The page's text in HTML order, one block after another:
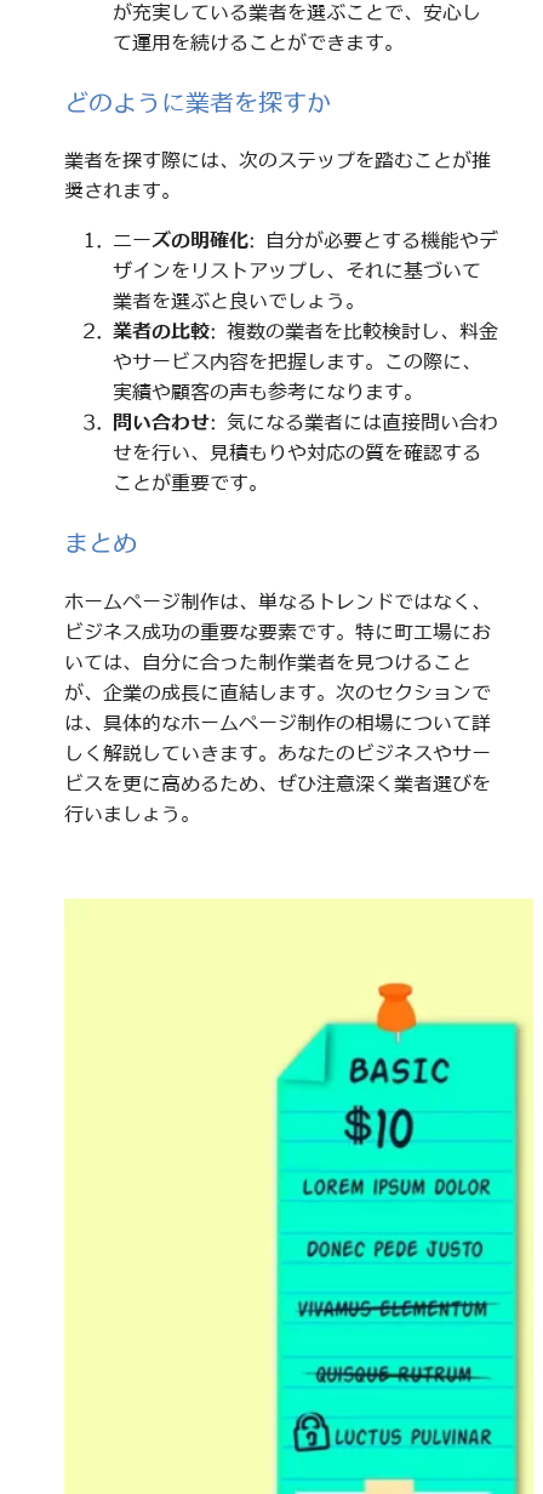
が充実している業者を選ぶことで、安心し
て運用を続けることができます。
どのように業者を探すか
業者を探す際には、次のステップを踏むことが推
奨されます。
ニーズの明確化: 自分が必要とする機能やデ
ザインをリストアップし、それに基づいて
業者を選ぶと良いでしょう。
業者の比較: 複数の業者を比較検討し、料金
やサービス内容を把握します。この際に、
実績や顧客の声も参考になります。
問い合わせ: 気になる業者には直接問い合わ
せを行い、見積もりや対応の質を確認する
ことが重要です。
まとめ
ホームページ制作は、単なるトレンドではなく、
ビジネス成功の重要な要素です。特に町工場にお
いては、自分に合った制作業者を見つけること
が、企業の成長に直結します。次のセクションで
は、具体的なホームページ制作の相場について詳
しく解説していきます。あなたのビジネスやサー
ビスを更に高めるため、ぜひ注意深く業者選びを
行いましょう。